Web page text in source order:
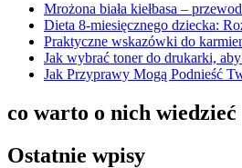
Mrożona biała kiełbasa –
Dieta 8-miesięcznego dziecka:
Praktyczne wskazówki do
Jak wybrać toner do drukarki,
Jak Przyprawy Mogą Podnieść
co warto o nich wiedzieć
Ostatnie wpisy